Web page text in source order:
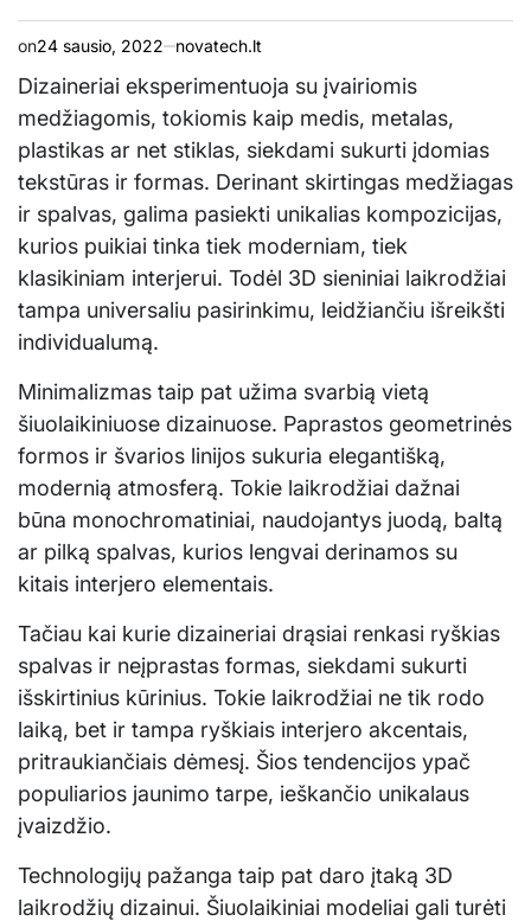
on24 sausio, 2022 novatech.lt
Dizaineriai eksperimentuoja su įvairiomis
medžiagomis, tokiomis kaip medis, metalas,
plastikas ar net stiklas, siekdami sukurti įdomias
tekstūras ir formas. Derinant skirtingas medžiagas
ir spalvas, galima pasiekti unikalias kompozicijas,
kurios puikiai tinka tiek moderniam, tiek
klasikiniam interjerui. Todėl 3D sieniniai laikrodžiai
tampa universaliu pasirinkimu, leidžiančiu išreikšti
individualumą.
Minimalizmas taip pat užima svarbią vietą
šiuolaikiniuose dizainuose. Paprastos geometrinės
formos ir švarios linijos sukuria elegantišką,
modernią atmosferą. Tokie laikrodžiai dažnai
būna monochromatiniai, naudojantys juodą, baltą
ar pilką spalvas, kurios lengvai derinamos su
kitais interjero elementais.
Tačiau kai kurie dizaineriai drąsiai renkasi ryškias
spalvas ir neįprastas formas, siekdami sukurti
išskirtinius kūrinius. Tokie laikrodžiai ne tik rodo
laiką, bet ir tampa ryškiais interjero akcentais,
pritraukiančiais dėmesį. Šios tendencijos ypač
populiarios jaunimo tarpe, ieškančio unikalaus
įvaizdžio.
Technologijų pažanga taip pat daro įtaką 3D
laikrodžių dizainui. Šiuolaikiniai modeliai gali turėti